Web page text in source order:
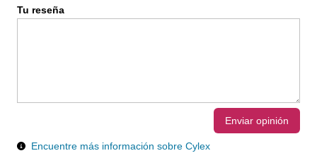
Tu reseña
Enviar opinión
Encuentre más información sobre Cylex